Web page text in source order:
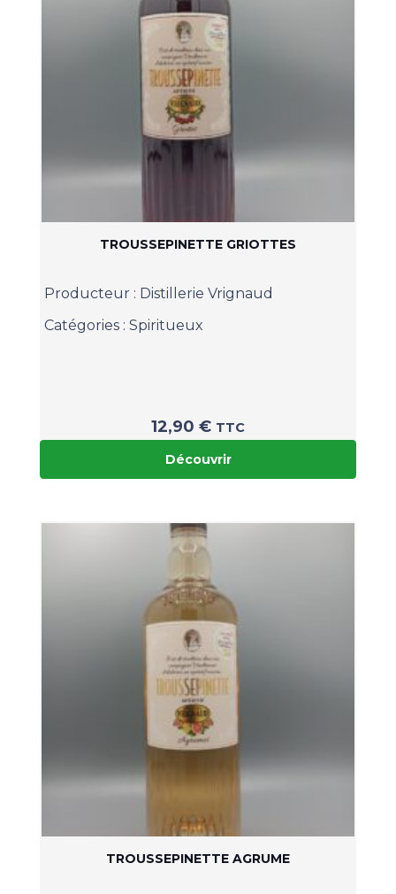
TROUSSEPINETTE GRIOTTES
Producteur : Distillerie Vrignaud
Catégories : Spiritueux
12,90 € TTC
Découvrir
TROUSSEPINETTE AGRUME